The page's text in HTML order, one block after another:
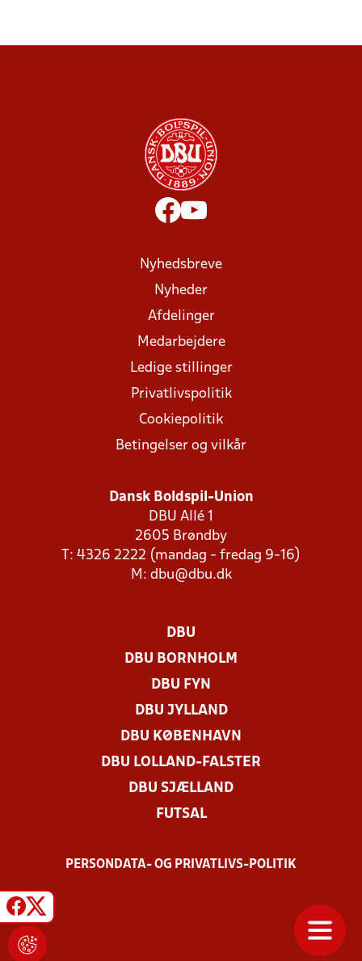
Nyhedsbreve
Nyheder
Afdelinger
Medarbejdere
Ledige stillinger
Privatlivspolitik
Cookiepolitik
Betingelser og vilkår
Dansk Boldspil-Union
DBU Allé 1
2605 Brøndby
T: 4326 2222 (mandag - fredag 9-16)
M: dbu@dbu.dk
DBU
DBU BORNHOLM
DBU FYN
DBU JYLLAND
DBU KØBENHAVN
DBU LOLLAND-FALSTER
DBU SJÆLLAND
FUTSAL
PERSONDATA- OG PRIVATLIVS-POLITIK